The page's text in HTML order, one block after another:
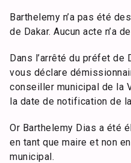
Barthelemy n’a pas été
de Dakar. Aucun acte n’a
Dans l’arrêté du préfet de
vous déclare
conseiller municipal de la
la date de notification de
Or Barthelemy Dias a été
en tant que maire et non
municipal.